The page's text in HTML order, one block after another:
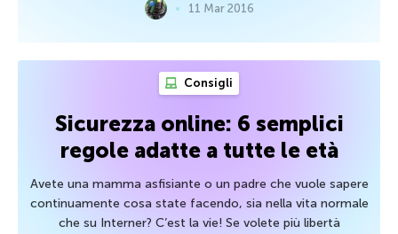
11 Mar 2016
Consigli
Sicurezza online: 6 semplici
regole adatte a tutte le età
Avete una mamma asfisiante o un padre che vuole sapere
continuamente cosa state facendo, sia nella vita normale
che su Interner? C’est la vie! Se volete più libertà